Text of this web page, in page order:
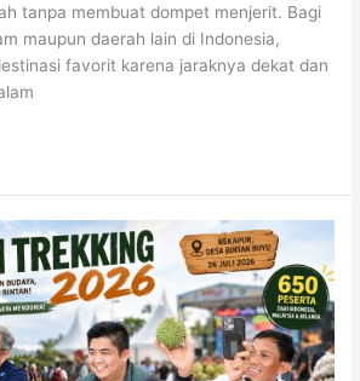
tanpa membuat dompet menjerit. Bagi
maupun daerah lain di Indonesia,
favorit karena jaraknya dekat dan